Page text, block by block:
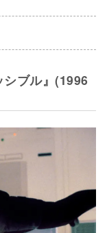
シブル』(1996